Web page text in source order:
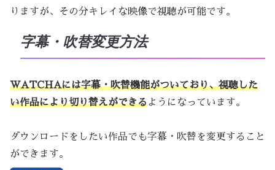
りますが、その分キレイな映像で視聴が可能です。
字幕・吹替変更方法
WATCHAには字幕・吹替機能がついており、視聴した
い作品により切り替えができるようになっています。
ダウンロードをしたい作品でも字幕・吹替を変更すること
ができます。